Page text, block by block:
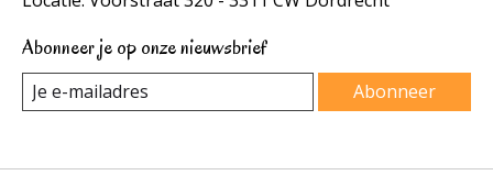
Abonneer je op onze nieuwsbrief
Abonneer